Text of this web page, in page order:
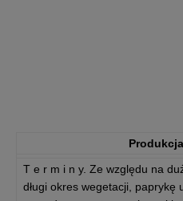
T e r m i n y. Ze względu na
długi okres wegetacji, paprykę